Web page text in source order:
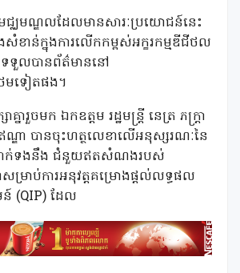
មជ្ឈមណ្ឌលដែលមានសារៈប្រយោជន៍នេះ
ខាន់ក្នុងការលើកកម្ពស់អក្ខរកម្មឌីជីថល
ទទួលបានព័ត៌មាននៅ
មទៀតផង។
គ្នារួចមក ឯកឧត្តម រដ្ឋមន្ត្រី នេត្រ ភក្ត្រា
ណ្ឌា បានចុះហត្ថលេខាលើអនុស្សរណៈនៃ
ាក់ទងនឹង ជំនួយឥតសំណងរបស់
ម្រាប់ការអនុវត្តគម្រោងផ្តល់លទ្ធផល
(QIP) ដែល